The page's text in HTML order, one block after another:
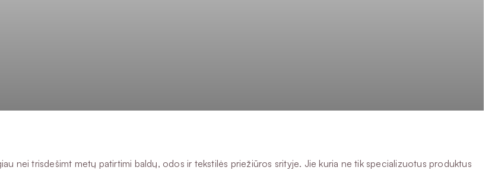
nei trisdešimt metų patirtimi baldų, odos ir tekstilės priežiūros srityje. Jie kuria ne tik specializuotus produktus